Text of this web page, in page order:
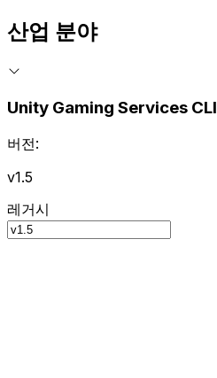
산업 분야
Unity Gaming Services CLI
버전:
v1.5
레거시